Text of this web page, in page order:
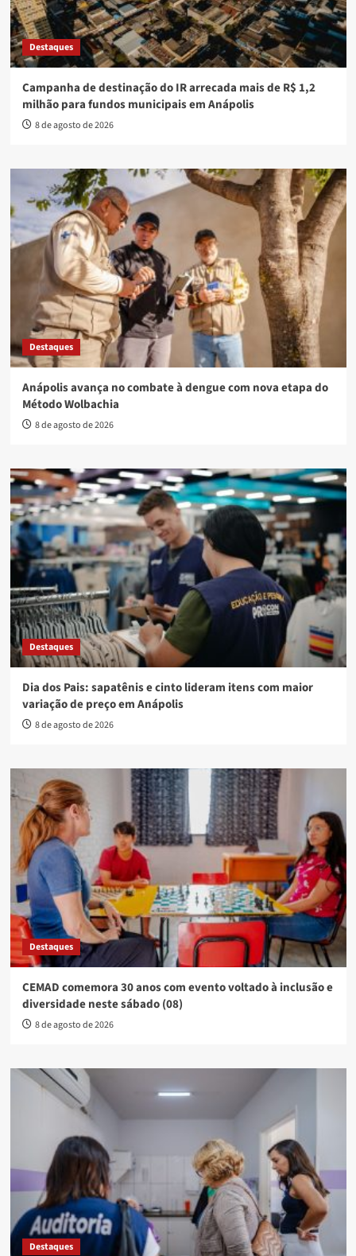
Destaques
Campanha de destinação do IR arrecada mais de R$ 1,2
milhão para fundos municipais em Anápolis
8 de agosto de 2026
Destaques
Anápolis avança no combate à dengue com nova etapa do
Método Wolbachia
8 de agosto de 2026
Destaques
Dia dos Pais: sapatênis e cinto lideram itens com maior
variação de preço em Anápolis
8 de agosto de 2026
Destaques
CEMAD comemora 30 anos com evento voltado à inclusão e
diversidade neste sábado (08)
8 de agosto de 2026
Destaques